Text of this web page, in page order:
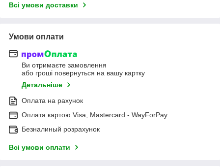
Всі умови доставки
Умови оплати
Ви отримаєте замовлення
або гроші повернуться на вашу картку
Детальніше
Оплата на рахунок
Оплата картою Visa, Mastercard - WayForPay
Безналиный розрахунок
Всі умови оплати